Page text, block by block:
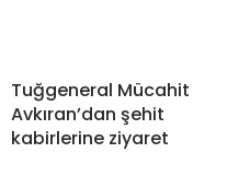
Tuğgeneral Mücahit
Avkıran’dan şehit
kabirlerine ziyaret